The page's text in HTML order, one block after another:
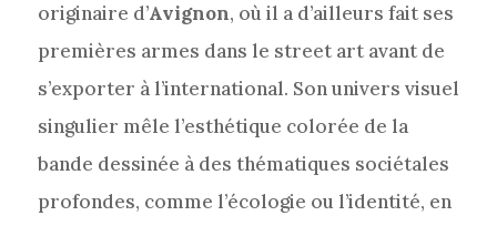
originaire d’Avignon, où il a d’ailleurs fait ses
premières armes dans le street art avant de
s’exporter à l’international. Son univers visuel
singulier mêle l’esthétique colorée de la
bande dessinée à des thématiques sociétales
profondes, comme l’écologie ou l’identité, en